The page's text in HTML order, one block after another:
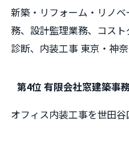
新築・リフォーム・リノ
務、設計監理業務、コス
診断、内装工事 東京・神奈
第4位 有限会社窓建築事
オフィス内装工事を世田谷